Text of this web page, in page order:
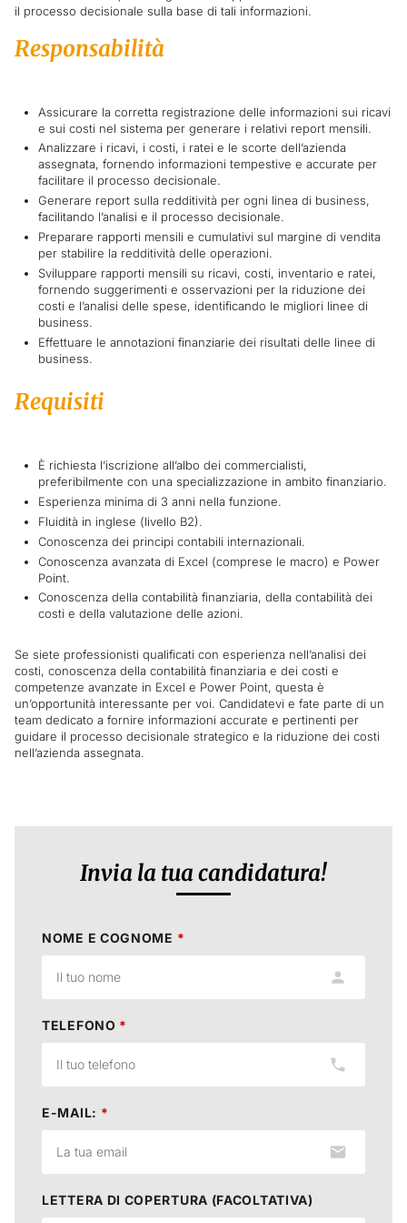
il processo decisionale sulla base di tali informazioni.
Responsabilità
Assicurare la corretta registrazione delle informazioni sui ricavi
e sui costi nel sistema per generare i relativi report mensili.
Analizzare i ricavi, i costi, i ratei e le scorte dell’azienda
assegnata, fornendo informazioni tempestive e accurate per
facilitare il processo decisionale.
Generare report sulla redditività per ogni linea di business,
facilitando l’analisi e il processo decisionale.
Preparare rapporti mensili e cumulativi sul margine di vendita
per stabilire la redditività delle operazioni.
Sviluppare rapporti mensili su ricavi, costi, inventario e ratei,
fornendo suggerimenti e osservazioni per la riduzione dei
costi e l’analisi delle spese, identificando le migliori linee di
business.
Effettuare le annotazioni finanziarie dei risultati delle linee di
business.
Requisiti
È richiesta l’iscrizione all’albo dei commercialisti,
preferibilmente con una specializzazione in ambito finanziario.
Esperienza minima di 3 anni nella funzione.
Fluidità in inglese (livello B2).
Conoscenza dei principi contabili internazionali.
Conoscenza avanzata di Excel (comprese le macro) e Power
Point.
Conoscenza della contabilità finanziaria, della contabilità dei
costi e della valutazione delle azioni.
Se siete professionisti qualificati con esperienza nell’analisi dei
costi, conoscenza della contabilità finanziaria e dei costi e
competenze avanzate in Excel e Power Point, questa è
un’opportunità interessante per voi. Candidatevi e fate parte di un
team dedicato a fornire informazioni accurate e pertinenti per
guidare il processo decisionale strategico e la riduzione dei costi
nell’azienda assegnata.
Invia la tua candidatura!
NOME E COGNOME *
TELEFONO *
E-MAIL: *
LETTERA DI COPERTURA (FACOLTATIVA)